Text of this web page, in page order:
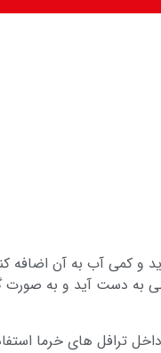
و کمی آب به آن
دست آید و به صورت
ترافل های خرما